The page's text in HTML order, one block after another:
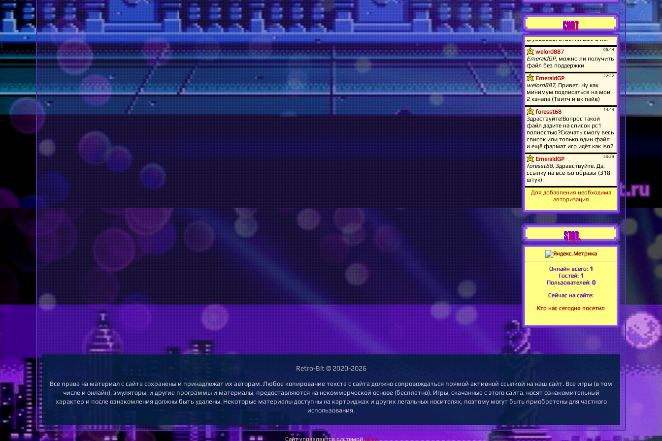
CHAT
Для добавления необходима
авторизация
STAT.
Онлайн всего: 1
Гостей: 1
Пользователей: 0
Сейчас на сайте:
Кто нас сегодня посетил
Retro-Bit © 2020-2026
Все права на материал с сайта сохранены и принадлежат их авторам. Любое копирование текста с сайта должно сопровождаться прямой активной ссылкой на наш сайт. Все игры (в том
числе и онлайн), эмуляторы, и другие программы и материалы, предоставляются на некоммерческой основе (бесплатно). Игры, скачанные с этого сайта, носят ознакомительный
характер и после ознакомления должны быть удалены. Некоторые материалы доступны на картриджах и других легальных носителях, поэтому могут быть приобретены для частного
использования.
Сайт управляется системойuCoz